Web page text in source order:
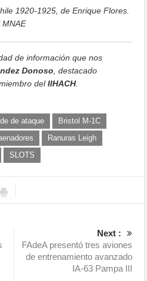
1920-1925, de Enrique Flores.
MNAE
de información que nos
Donoso , destacado
delIIHACH.
de ataque
Bristol M-1C
Ranuras Leigh
SLOTS
Next :
FAdeA presentó tres aviones
de entrenamiento avanzado
IA-63 Pampa III